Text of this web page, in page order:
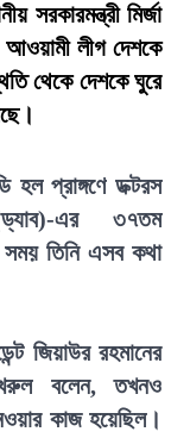
সরকারমন্ত্রী মির্জা
লীগ দেশকে
থেকে দেশকে ঘুরে
প্রাঙ্গণে ডক্টরস
এর ৩৭তম
সময় তিনি এসব কথা
জিয়াউর রহমানের
বলেন, তখনও
কাজ হয়েছিল।